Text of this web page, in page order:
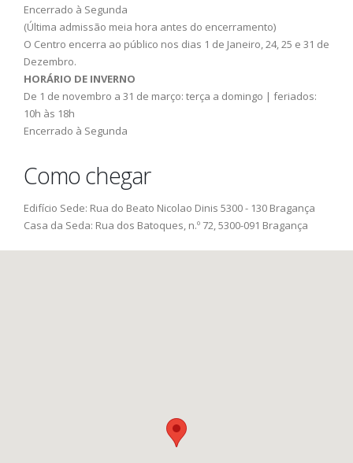
Encerrado à Segunda
(Última admissão meia hora antes do encerramento)
O Centro encerra ao público nos dias 1 de Janeiro, 24, 25 e 31 de
Dezembro.
HORÁRIO DE INVERNO
De 1 de novembro a 31 de março: terça a domingo | feriados:
10h às 18h
Encerrado à Segunda
Como chegar
Edifício Sede: Rua do Beato Nicolao Dinis 5300 - 130 Bragança
Casa da Seda: Rua dos Batoques, n.º 72, 5300-091 Bragança